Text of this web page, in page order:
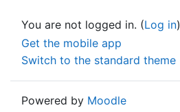
You are not logged in. (Log in)
Get the mobile app
Switch to the standard theme
Powered by Moodle